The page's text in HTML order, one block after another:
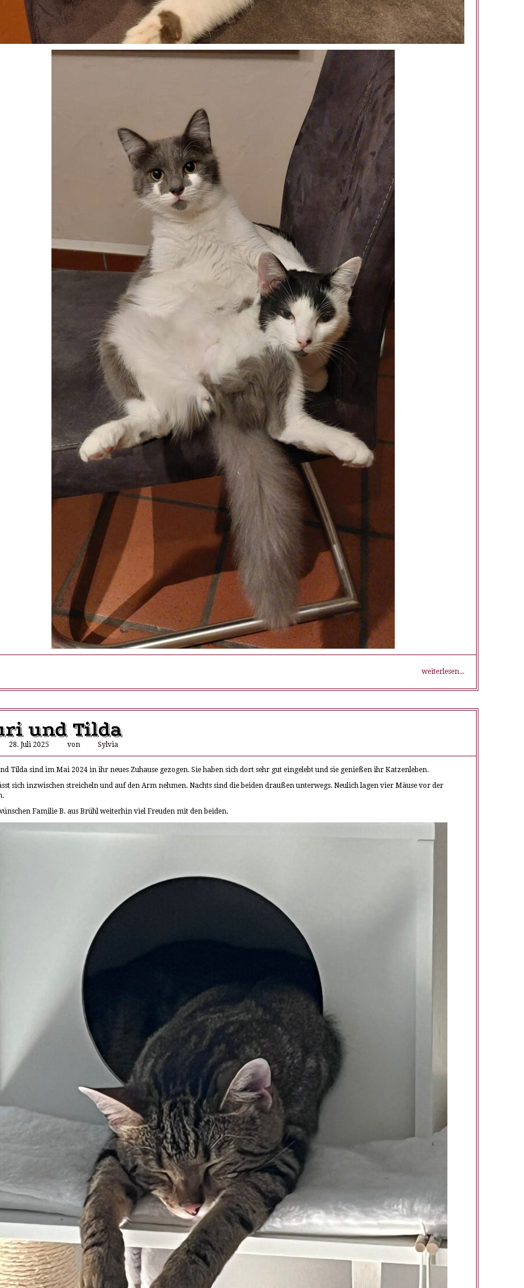
weiterlesen...
und Tilda
28. Juli 2025 von Sylvia
Tilda sind im Mai 2024 in ihr neues Zuhause gezogen. Sie haben sich dort sehr gut eingelebt und sie genießen ihr Katzenleben.
sich inzwischen streicheln und auf den Arm nehmen. Nachts sind die beiden draußen unterwegs. Neulich lagen vier Mäuse vor der
Familie B. aus Brühl weiterhin viel Freuden mit den beiden.